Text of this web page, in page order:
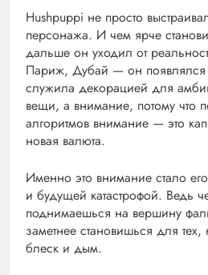
Hushpuppi не просто
персонажа. И чем ярче
дальше он уходил от
Париж, Дубай — он появлялся
служила декорацией для
вещи, а внимание, потому что
алгоритмов внимание — это
новая валюта.
Именно это внимание стало
и будущей катастрофой. Ведь
поднимаешься на вершину
заметнее становишься для тех,
блеск и дым.